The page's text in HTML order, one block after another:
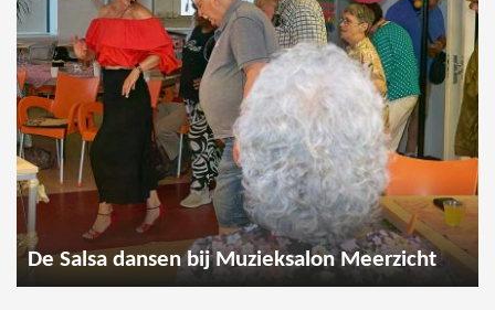
De Salsa dansen bij Muzieksalon Meerzicht